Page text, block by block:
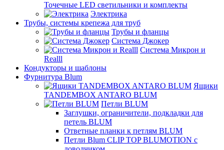
Точечные LED светильники и комплекты
Электрика
Трубы, системы крепежа для труб
Трубы и фланцы
Система Джокер
Система Микрон и
Realll
Кондукторы и шаблоны
Фурнитура Blum
Ящики
TANDEMBOX ANTARO BLUM
Петли BLUM
Заглушки, ограничители, подкладки для
петель BLUM
Ответные планки к петлям BLUM
Петли Blum CLIP TOP BLUMOTION с